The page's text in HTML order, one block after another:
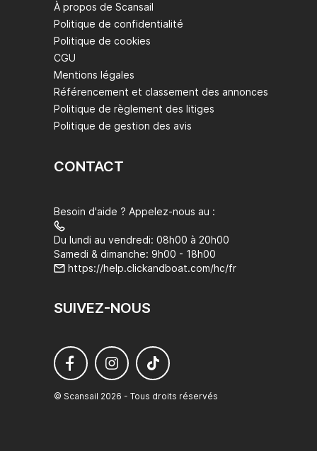
À propos de Scansail
Politique de confidentialité
Politique de cookies
CGU
Mentions légales
Référencement et classement des annonces
Politique de règlement des litiges
Politique de gestion des avis
CONTACT
Besoin d'aide ? Appelez-nous au :
Du lundi au vendredi: 08h00 à 20h00
Samedi & dimanche: 9h00 - 18h00
https://help.clickandboat.com/hc/fr
SUIVEZ-NOUS
© Scansail 2026 - Tous droits réservés